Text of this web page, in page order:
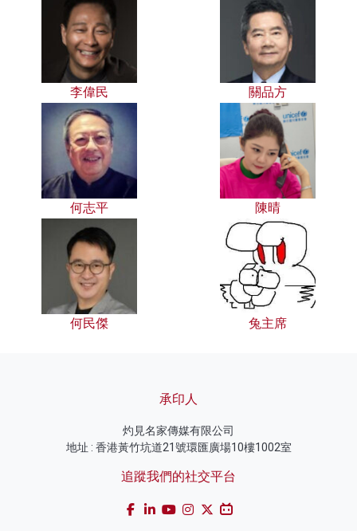
李偉民 關品方
何志平 陳晴
何民傑 兔主席
承印人
灼見名家傳媒有限公司
地址 : 香港黃竹坑道21號環匯廣場10樓1002室
追蹤我們的社交平台